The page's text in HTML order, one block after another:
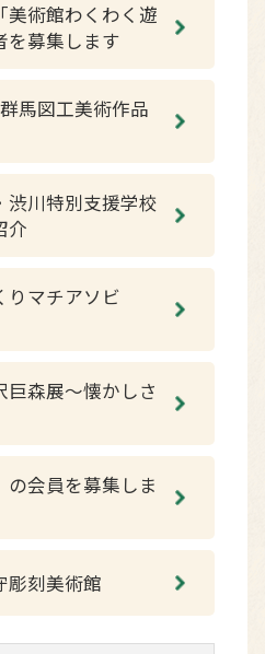
美術館わくわく遊
を募集します
馬図工美術作品
渋川特別支援学校
介
りマチアソビ
森展～懐かしさ
会員を募集しま
彫刻美術館